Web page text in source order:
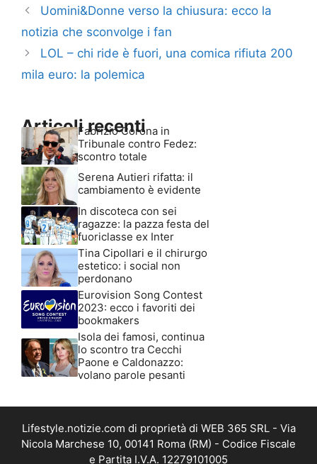
Uomini&Donne verso la chiusura: ecco la
notizia che sconvolge i fan
LOL – chi ride è fuori, una comica rifiuta 200
mila euro: la polemica
Articoli recenti
Fabrizio Corona in
Tribunale contro Fedez:
scontro totale
Serena Autieri rifatta: il
cambiamento è evidente
In discoteca con sei
ragazze: la pazza festa del
fuoriclasse ex Inter
Tina Cipollari e il chirurgo
estetico: i social non
perdonano
Eurovision Song Contest
2023: ecco i favoriti dei
bookmakers
Isola dei famosi, continua
lo scontro tra Cecchi
Paone e Caldonazzo:
volano parole pesanti
Lifestyle.notizie.com di proprietà di WEB 365 SRL - Via
Nicola Marchese 10, 00141 Roma (RM) - Codice Fiscale
e Partita I.V.A. 12279101005